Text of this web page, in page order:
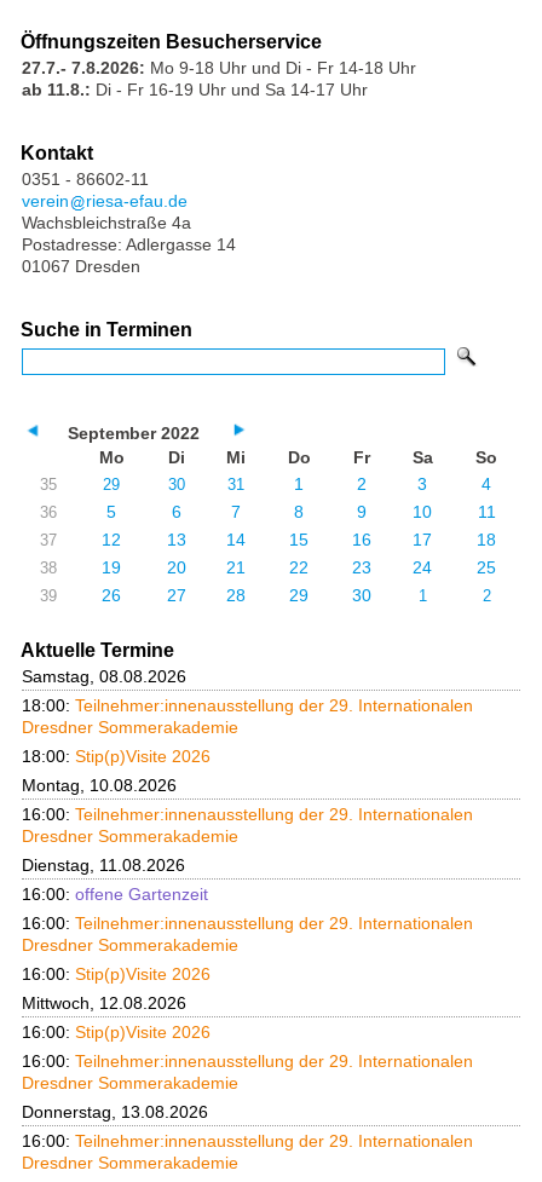
Öffnungszeiten Besucherservice
27.7.- 7.8.2026: Mo 9-18 Uhr und Di - Fr 14-18 Uhr
ab 11.8.: Di - Fr 16-19 Uhr und Sa 14-17 Uhr
Kontakt
0351 - 86602-11
verein
riesa-efau.de
Wachsbleichstraße 4a
Postadresse: Adlergasse 14
01067 Dresden
Suche in Terminen
September 2022
Mo
Di Mi Do Fr Sa So
35 29 30 31 1 2 3 4
36 5 6 7 8 9 10 11
37 12 13 14 15 16 17 18
38 19 20 21 22 23 24 25
39 26 27 28 29 30 1 2
Aktuelle Termine
Samstag, 08.08.2026
18:00: Teilnehmer:innenausstellung der 29. Internationalen
Dresdner Sommerakademie
18:00: Stip(p)Visite 2026
Montag, 10.08.2026
16:00: Teilnehmer:innenausstellung der 29. Internationalen
Dresdner Sommerakademie
Dienstag, 11.08.2026
16:00: offene Gartenzeit
16:00: Teilnehmer:innenausstellung der 29. Internationalen
Dresdner Sommerakademie
16:00: Stip(p)Visite 2026
Mittwoch, 12.08.2026
16:00: Stip(p)Visite 2026
16:00: Teilnehmer:innenausstellung der 29. Internationalen
Dresdner Sommerakademie
Donnerstag, 13.08.2026
16:00: Teilnehmer:innenausstellung der 29. Internationalen
Dresdner Sommerakademie